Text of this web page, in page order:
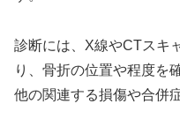
診断には、X線やCTスキ
り、骨折の位置や程度を
他の関連する損傷や合併